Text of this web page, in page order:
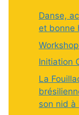
Danse,
et bonne
Initiation
La
son nid à